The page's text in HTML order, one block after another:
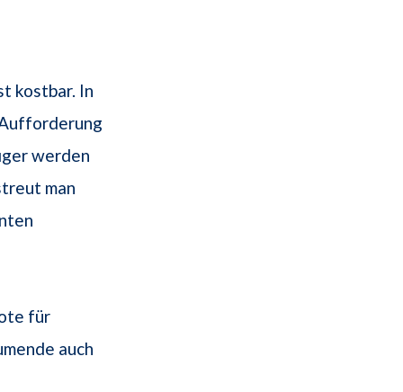
kostbar. In
werden
man
für
auch